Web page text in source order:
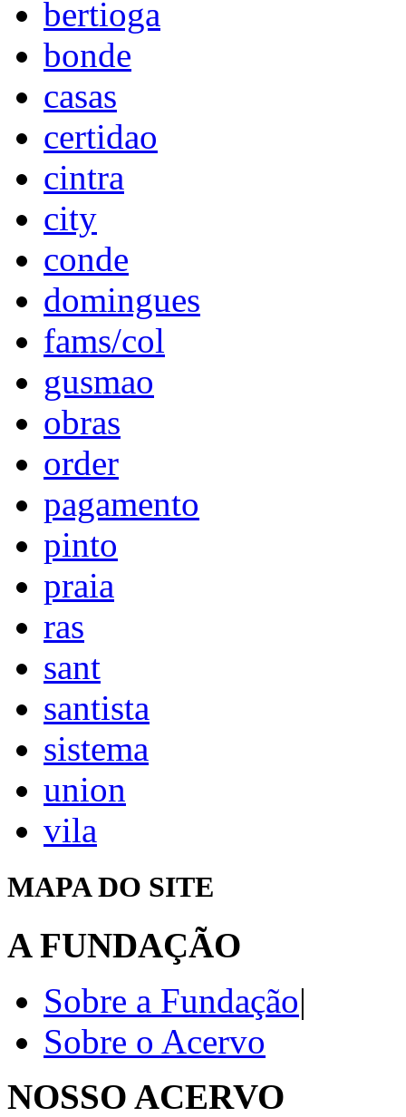
bertioga
bonde
casas
certidao
cintra
city
conde
domingues
fams/col
gusmao
obras
order
pagamento
pinto
praia
ras
sant
santista
sistema
union
vila
MAPA DO SITE
A FUNDAÇÃO
Sobre a Fundação|
Sobre o Acervo
NOSSO ACERVO